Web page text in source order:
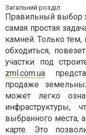
Загальний розділ
Правильный выбор
самая простая
камней. Только тем,
обходиться,
участки под
zml.com.ua
продаже
может легко
инфраструктуры,
выбранного места,
карте. Это